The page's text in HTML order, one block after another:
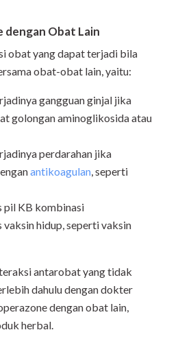
Obat Lain
obat yang dapat terjadi bila
obat-obat lain, yaitu:
gangguan ginjal jika
golongan aminoglikosida atau
perdarahan jika
antikoagulan, seperti
pil KB kombinasi
hidup, seperti vaksin
antarobat yang tidak
dahulu dengan dokter
dengan obat lain,
herbal.